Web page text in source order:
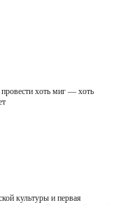
хоть миг — хоть
культуры и первая